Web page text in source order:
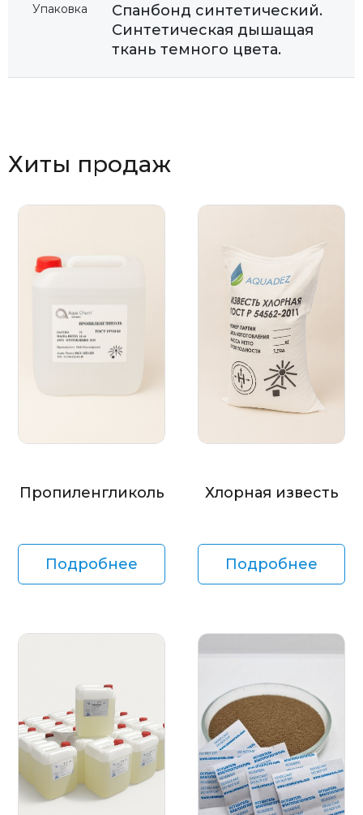
Упаковка
Спанбонд синтетический.
Синтетическая дышащая
ткань темного цвета.
Хиты продаж
Пропиленгликоль
Подробнее
Хлорная известь
Подробнее